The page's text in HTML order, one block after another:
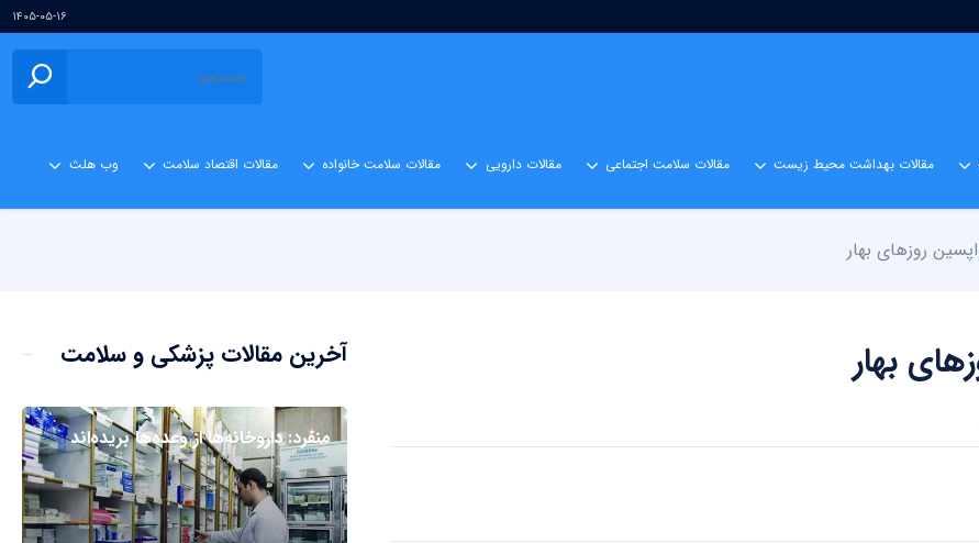
۱۴۰۵-۰۵-۱۶
مقالات بهداشت محیط زیست مقالات سلامت اجتماعی مقالات دارویی مقالات سلامت خانواده مقالات اقتصاد سلامت وب هلث
روزهای بهار
بهار آخرین مقالات پزشکی و سلامت
منفرد: داروخانه‌ها از وعده‌ها بریده‌اند